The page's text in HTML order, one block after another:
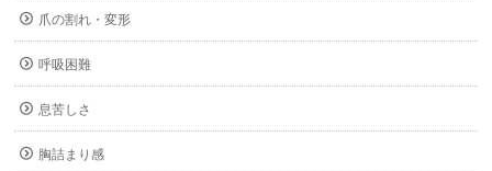
爪の割れ・変形
呼吸困難
息苦しさ
胸詰まり感